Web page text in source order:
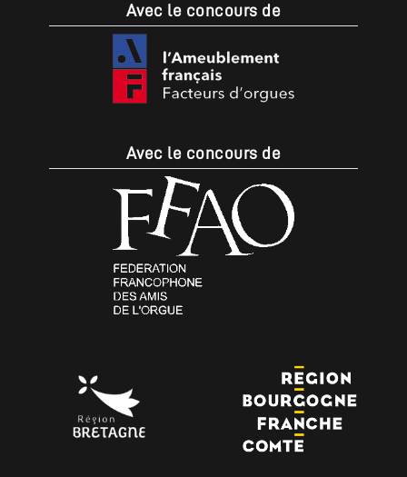
Avec le concours de
Avec le concours de